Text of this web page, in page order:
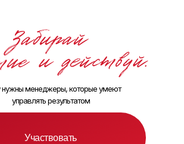
Участвовать
нужны менеджеры, которые умеют
управлять результатом